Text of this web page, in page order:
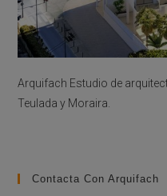
Arquifach Estudio de
Teulada y Moraira.
Contacta Con Arquifach